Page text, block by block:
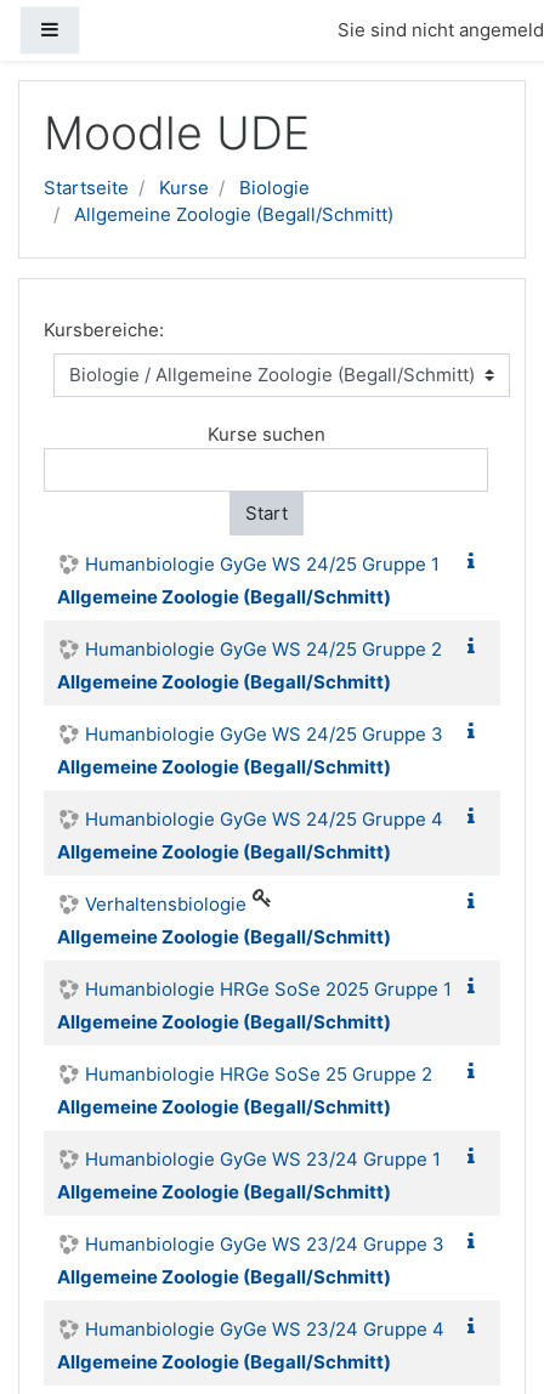
Sie sind nicht
Moodle UDE
Startseite Kurse
Biologie
Allgemeine Zoologie (Begall/Schmitt)
Kursbereiche:
Kurse suchen
Start
Humanbiologie GyGe WS 24/25 Gruppe 1
Allgemeine Zoologie (Begall/Schmitt)
Humanbiologie GyGe WS 24/25 Gruppe 2
Allgemeine Zoologie (Begall/Schmitt)
Humanbiologie GyGe WS 24/25 Gruppe 3
Allgemeine Zoologie (Begall/Schmitt)
Humanbiologie GyGe WS 24/25 Gruppe 4
Allgemeine Zoologie (Begall/Schmitt)
Verhaltensbiologie
Allgemeine Zoologie (Begall/Schmitt)
Humanbiologie HRGe SoSe 2025 Gruppe 1
Allgemeine Zoologie (Begall/Schmitt)
Humanbiologie HRGe SoSe 25 Gruppe 2
Allgemeine Zoologie (Begall/Schmitt)
Humanbiologie GyGe WS 23/24 Gruppe 1
Allgemeine Zoologie (Begall/Schmitt)
Humanbiologie GyGe WS 23/24 Gruppe 3
Allgemeine Zoologie (Begall/Schmitt)
Humanbiologie GyGe WS 23/24 Gruppe 4
Allgemeine Zoologie (Begall/Schmitt)